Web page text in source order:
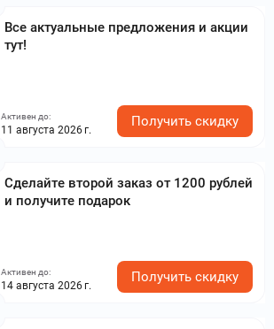
Все актуальные предложения и акции
тут!
Активен до:
11 августа 2026 г.
Получить скидку
Сделайте второй заказ от 1200 рублей
и получите подарок
Активен до:
14 августа 2026 г.
Получить скидку